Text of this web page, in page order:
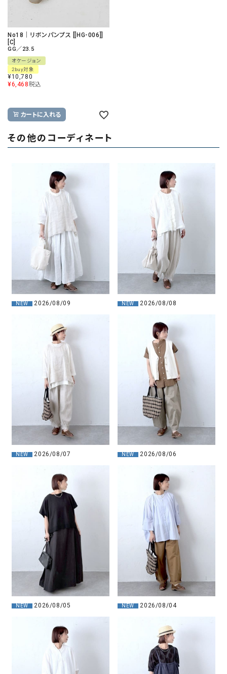
No18｜リボンパンプス [[HG-006]]
[C]
GG／23.5
オケージョン
2buy対象
¥10,780
¥6,468税込
カートに入れる
その他のコーディネート
NEW 2026/08/09 NEW 2026/08/08
NEW 2026/08/07 NEW 2026/08/06
NEW 2026/08/05 NEW 2026/08/04